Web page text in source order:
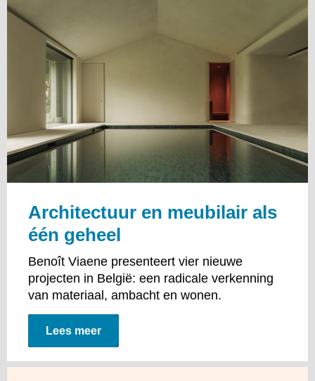
Architectuur en meubilair als
één geheel
Benoît Viaene presenteert vier nieuwe
projecten in België: een radicale verkenning
van materiaal, ambacht en wonen.
Lees meer